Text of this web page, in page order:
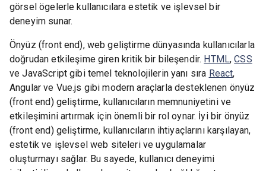
görsel ögelerle kullanıcılara estetik ve işlevsel bir
deneyim sunar.
Önyüz (front end), web geliştirme dünyasında kullanıcılarla
doğrudan etkileşime giren kritik bir bileşendir. HTML,CSS
ve JavaScript gibi temel teknolojilerin yanı sıra React,
Angular ve Vue.js gibi modern araçlarla desteklenen önyüz
(front end) geliştirme, kullanıcıların memnuniyetini ve
etkileşimini artırmak için önemli bir rol oynar. İyi bir önyüz
(front end) geliştirme, kullanıcıların ihtiyaçlarını karşılayan,
estetik ve işlevsel web siteleri ve uygulamalar
oluşturmayı sağlar. Bu sayede, kullanıcı deneyimi